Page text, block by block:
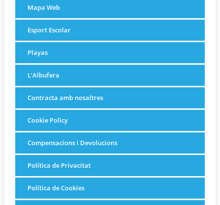
Mapa Web
Esport Escolar
Playas
L’Albufera
Contracta amb nosaltres
Cookie Policy
Compensacions i Devolucions
Política de Privacitat
Política de Cookies